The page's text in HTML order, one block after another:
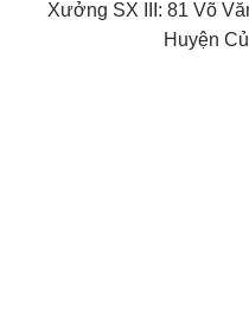
Xưởng SX III: 81 Võ
Huyện